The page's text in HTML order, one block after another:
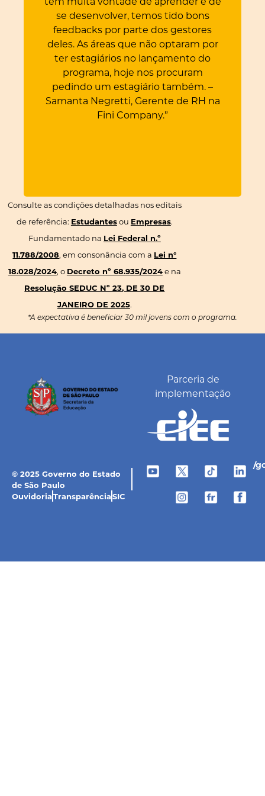
temos tido bons
por parte dos gestores
que não optaram por
no lançamento do
hoje nos procuram
estagiário também. –
Gerente de RH na
ganho, pois são jovens
que enxergam nessa
um grande incentivo para
de suas carreiras.
quem participa,
cultura da
um sucesso em
mais de 50% de
dúvida,
das próximas
da jornada!!! –
que valorizem a
gerações. O
positivo. O
renovar a energia
das equipes,
aprendizado
alto índice de
Consulte as condições detalhadas nos editais
de referência: Estudantesou Empresas.
Fundamentado na Lei Federal n.º
11.788/2008, em consonância com a Lei n°
18.028/2024, o Decreto nº 68.935/2024e na
Resolução SEDUC Nº 23, DE 30 DE
JANEIRO DE 2025.
*A expectativa é beneficiar 30 mil jovens com o programa.
Parceria de
implementação
© 2025 Governo do Estado
de São Paulo
OuvidoriaTransparênciaSIC
/